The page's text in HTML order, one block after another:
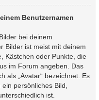
Benutzernamen
bei deinem
Bilder ist meist mit deinem
Kästchen oder Punkte, die
im Forum angeben. Das
als „Avatar“ bezeichnet. Es
persönliches Bild,
ist.